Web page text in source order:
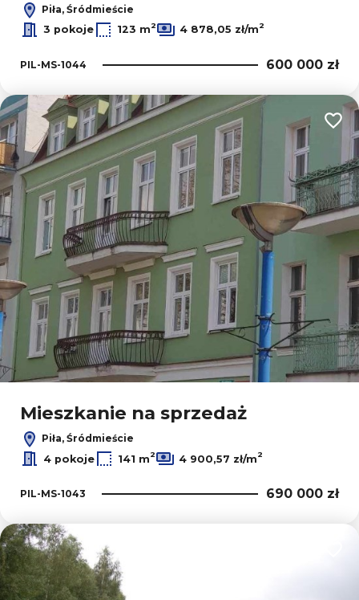
Piła, Śródmieście
3 pokoje
123 m2 4 878,05 zł/m2
PIL-MS-1044 600 000 zł
Mieszkanie na sprzedaż
Piła, Śródmieście
4 pokoje
141 m2 4 900,57 zł/m2
PIL-MS-1043 690 000 zł